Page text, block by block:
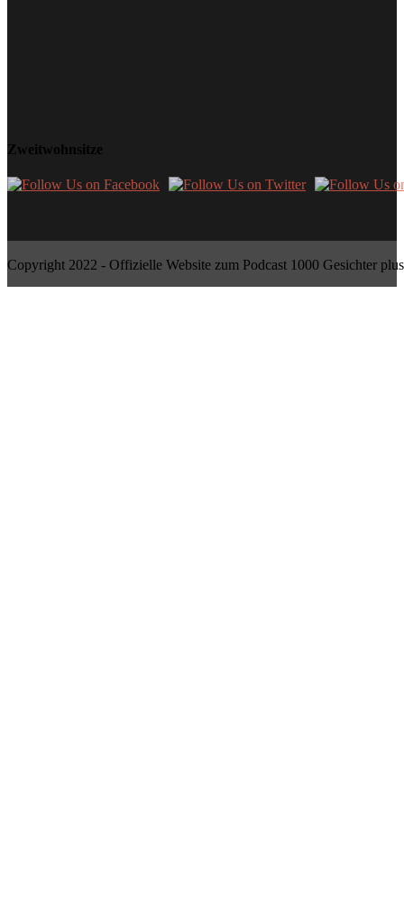
Zweitwohnsitze
Copyright 2022 - Offizielle Website zum Podcast 1000 Gesichter